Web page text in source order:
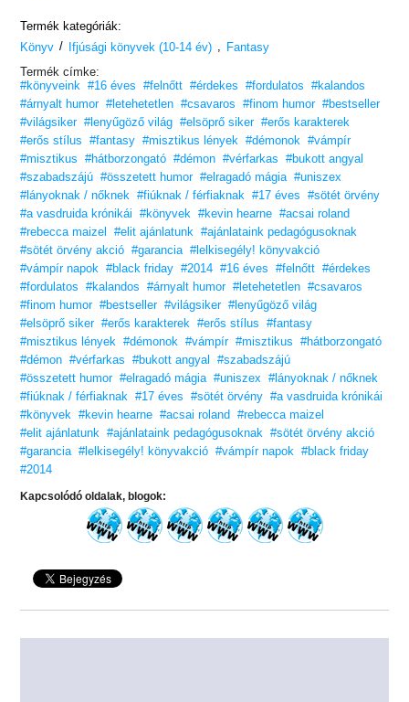
ahol kommandójuk kiegészül egy varázslóval,
seregével és egy kínai vándorral.
És megindul a végső leszámolás a valkűrök, a feldühödött istenek és
Termék kategóriák:
Könyv / Ifjúsági könyvek (10-14 év)
Fantasy
Termék címke:
#könyveink
#16 éves #felnőtt #érdekes #fordulatos
#kalandos
#árnyalt humor #letehetetlen #csavaros #finom humor #bestseller
#világsiker #lenyűgöző világ #elsöprő siker #erős karakterek
#erős stílus
#fantasy #misztikus lények #démonok
#vámpír
#misztikus
#hátborzongató #démon #vérfarkas
#bukott angyal
#szabadszájú #összetett humor #elragadó mágia #uniszex
#lányoknak / nőknek
#fiúknak / férfiaknak #17 éves
#sötét örvény
#a vasdruida krónikái
#könyvek #kevin hearne #acsai roland
#rebecca maizel
#elit ajánlatunk
#ajánlataink pedagógusoknak
#sötét örvény akció #garancia #lelkisegély! könyvakció
#vámpír napok
#black friday #2014 #16 éves #felnőtt #érdekes
#fordulatos
#kalandos #árnyalt humor #letehetetlen #csavaros
#finom humor #bestseller #világsiker #lenyűgöző világ
#elsöprő siker #erős karakterek #erős stílus
#fantasy
#misztikus lények
#démonok #vámpír #misztikus
#hátborzongató
#démon #vérfarkas #bukott angyal
#szabadszájú
#összetett humor #elragadó mágia #uniszex
#lányoknak / nőknek
#fiúknak / férfiaknak
#17 éves #sötét örvény #a vasdruida krónikái
#könyvek
#kevin hearne #acsai roland #rebecca maizel
#elit ajánlatunk
#ajánlataink pedagógusoknak
#sötét örvény akció
#garancia #lelkisegély! könyvakció #vámpír napok
#black friday
#2014
Kapcsolódó oldalak, blogok: